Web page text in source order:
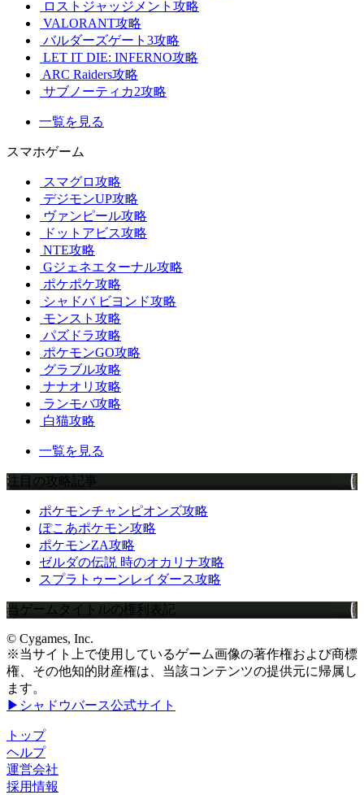
ロストジャッジメント攻略
VALORANT攻略
バルダーズゲート3攻略
LET IT DIE: INFERNO攻略
ARC Raiders攻略
サブノーティカ2攻略
一覧を見る
スマホゲーム
スマグロ攻略
デジモンUP攻略
ヴァンピール攻略
ドットアビス攻略
NTE攻略
Gジェネエターナル攻略
ポケポケ攻略
シャドバ ビヨンド攻略
モンスト攻略
パズドラ攻略
ポケモンGO攻略
グラブル攻略
ナナオリ攻略
ランモバ攻略
白猫攻略
一覧を見る
注目の攻略記事
ポケモンチャンピオンズ攻略
ぽこあポケモン攻略
ポケモンZA攻略
ゼルダの伝説 時のオカリナ攻略
スプラトゥーンレイダース攻略
当ゲームタイトルの権利表記
© Cygames, Inc.
※当サイト上で使用しているゲーム画像の著作権および商標
権、その他知的財産権は、当該コンテンツの提供元に帰属し
ます。
▶シャドウバース公式サイト
トップ
ヘルプ
運営会社
採用情報